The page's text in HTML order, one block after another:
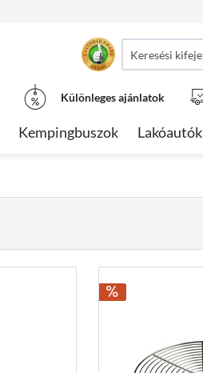
Különleges ajánlatok
Kempingbuszok Lakóautók